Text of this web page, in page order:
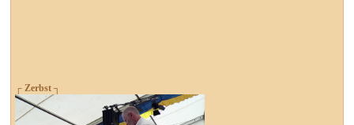
┌ Zerbst ┐